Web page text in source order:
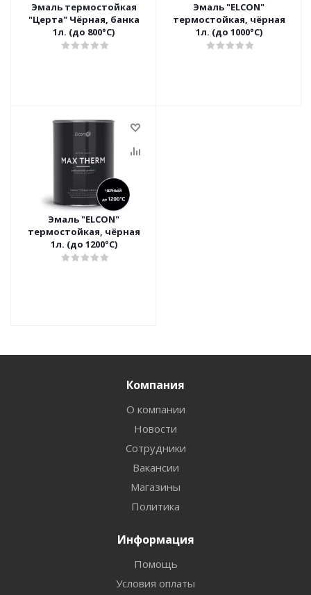
Эмаль термостойкая
"Церта" Чёрная, банка
1л. (до 800°С)
Эмаль "ELCON"
термостойкая, чёрная
1л. (до 1000°С)
Эмаль "ELCON"
термостойкая, чёрная
1л. (до 1200°С)
Компания
О компании
Новости
Сотрудники
Вакансии
Магазины
Политика
Информация
Помощь
Условия оплаты